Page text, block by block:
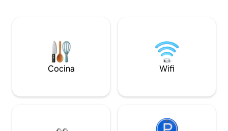
barbacoa de gas. Paquete de bienvenida
de cortesía incluido. Se recomienda
alquilar un coche debido a la colina
empinada y para explorar Menorca.
anaranjadas es
Cocina Wifi